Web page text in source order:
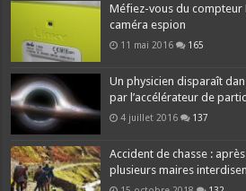
Méfiez-vous du compteur
caméra espion
11 mai 2016 165
Un physicien disparaît
par l’accélérateur de
4 juillet 2016 137
Accident de chasse :
plusieurs maires